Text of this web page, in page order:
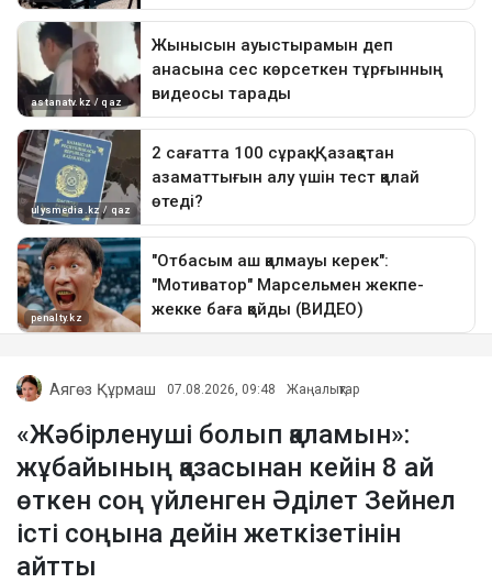
Аягөз Құрмаш 07.08.2026, 09:48 Жаңалықтар
«Жәбірленуші болып қаламын»:
жұбайының қазасынан кейін 8 ай
өткен соң үйленген Әділет Зейнел
істі соңына дейін жеткізетінін
айтты